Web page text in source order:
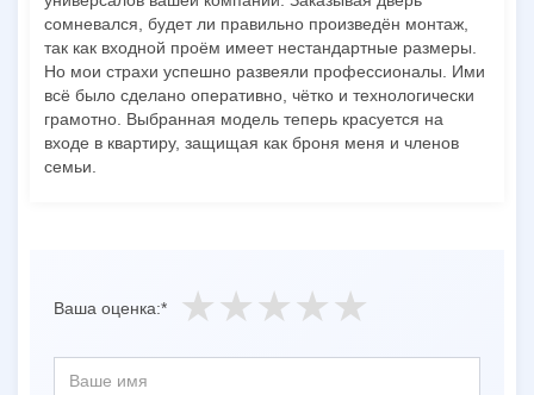
сомневался, будет ли правильно произведён монтаж,
так как входной проём имеет нестандартные размеры.
Но мои страхи успешно развеяли профессионалы. Ими
всё было сделано оперативно, чётко и технологически
грамотно. Выбранная модель теперь красуется на
входе в квартиру, защищая как броня меня и членов
семьи.
Ваша оценка:*